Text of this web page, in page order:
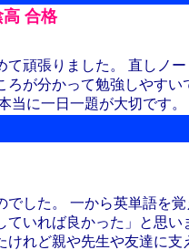
高 合格
て頑張りました。 直しノ
ろが分かって勉強しやすい
当に一日一題が大切です。
でした。 一から英単語を
いれば良かった」と思い
けれど親や先生や友達に支